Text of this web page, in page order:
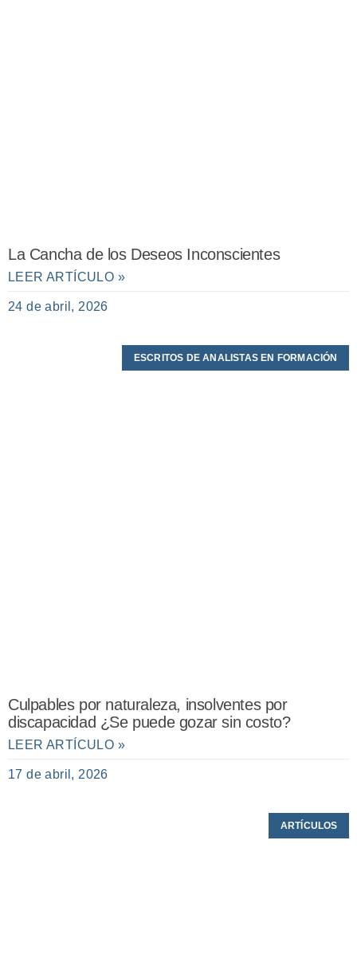
La Cancha de los Deseos Inconscientes
LEER ARTÍCULO »
24 de abril, 2026
ESCRITOS DE ANALISTAS EN FORMACIÓN
Culpables por naturaleza, insolventes por
discapacidad ¿Se puede gozar sin costo?
LEER ARTÍCULO »
17 de abril, 2026
ARTÍCULOS